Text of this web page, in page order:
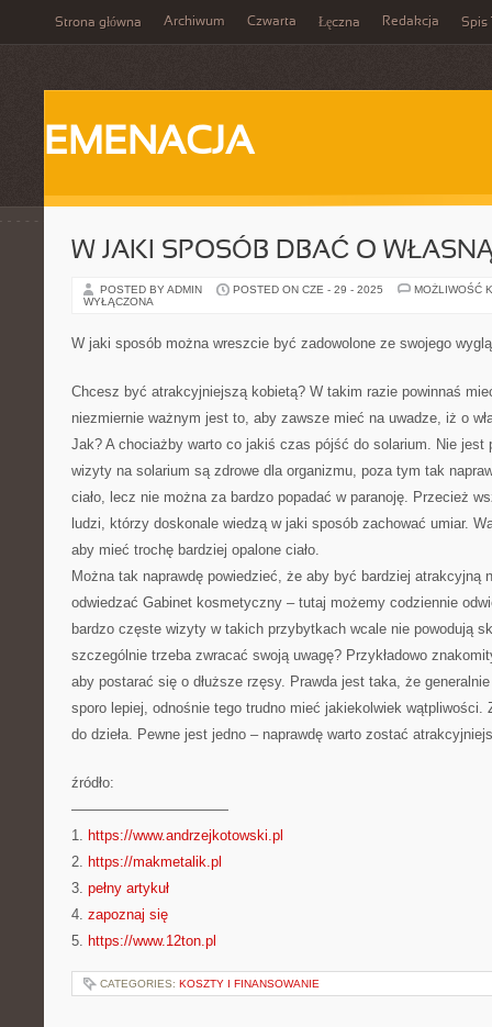
Strona główna Archiwum Czwarta Łęczna Redakcja Spis
EMENACJA
W JAKI SPOSÓB DBAĆ O
POSTED BY ADMIN POSTED ON CZE - 29 - 2025
MOŻLIWOŚĆ
WYŁĄCZONA
W jaki sposób można wreszcie być zadowolone ze swojego
Chcesz być atrakcyjniejszą kobietą? W takim razie powinnaś
niezmiernie ważnym jest to, aby zawsze mieć na uwadze, iż o
Jak? A chociażby warto co jakiś czas pójść do solarium. Nie jest
wizyty na solarium są zdrowe dla organizmu, poza tym tak
ciało, lecz nie można za bardzo popadać w paranoję. Przecież
ludzi, którzy doskonale wiedzą w jaki sposób zachować umiar.
aby mieć trochę bardziej opalone ciało.
Można tak naprawdę powiedzieć, że aby być bardziej atrakcyjną
odwiedzać Gabinet kosmetyczny – tutaj możemy codziennie
bardzo częste wizyty w takich przybytkach wcale nie powodują
szczególnie trzeba zwracać swoją uwagę? Przykładowo
aby postarać się o dłuższe rzęsy. Prawda jest taka, że
sporo lepiej, odnośnie tego trudno mieć jakiekolwiek wątpliwości.
do dzieła. Pewne jest jedno – naprawdę warto zostać
źródło:
———————————
1. https://www.andrzejkotowski.pl
2. https://makmetalik.pl
3. pełny artykuł
4. zapoznaj się
5. https://www.12ton.pl
CATEGORIES: KOSZTY I FINANSOWANIE